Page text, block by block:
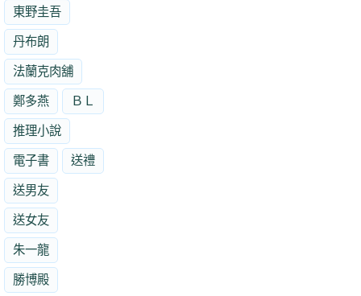
東野圭吾
丹布朗
法蘭克肉舖
鄭多燕 ＢＬ
推理小說
電子書 送禮
送男友
送女友
朱一龍
勝博殿